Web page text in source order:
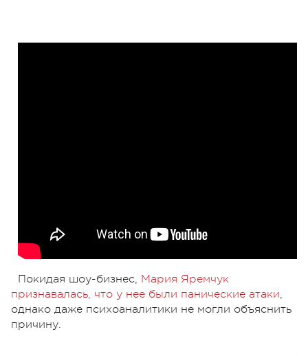
Покидая шоу-бизнес, Мария Яремчук
признавалась, что у нее были панические атаки,
однако даже психоаналитики не могли объяснить
причину.